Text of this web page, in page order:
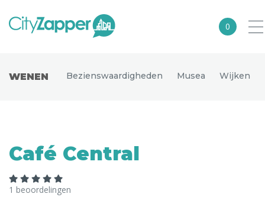
0
Europa
Noord-Amerika
WENEN Bezienswaardigheden Musea Wijken
Café Central
1 beoordelingen